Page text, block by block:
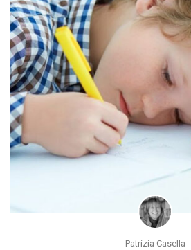
Patrizia Casella